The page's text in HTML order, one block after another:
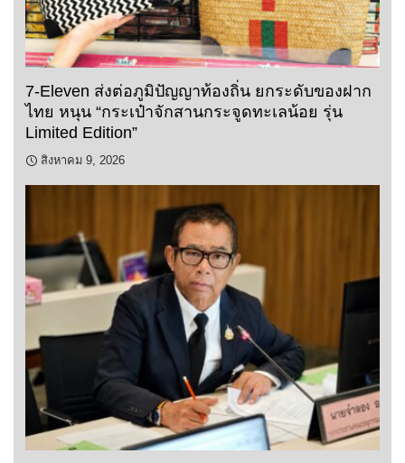
7-Eleven ส่งต่อภูมิปัญญาท้องถิ่น ยกระดับของฝาก
ไทย หนุน “กระเป๋าจักสานกระจูดทะเลน้อย รุ่น
Limited Edition”
สิงหาคม 9, 2026